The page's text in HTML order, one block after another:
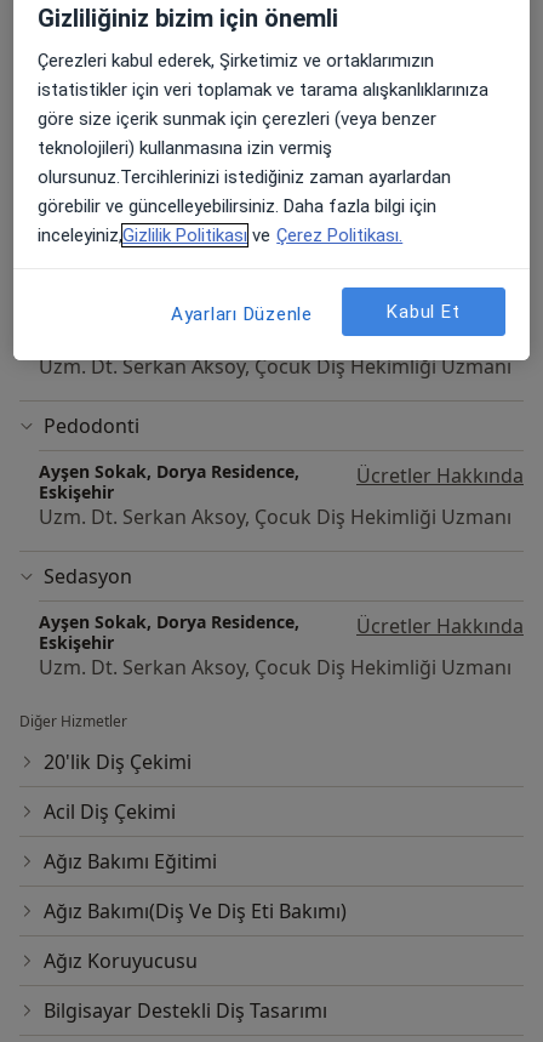
Ayşen Sokak, Dorya Residence,
Uzm. Dt. Serkan Aksoy, Çocuk Diş Hekimliği Uzmanı
Endodonti
Ayşen Sokak, Dorya Residence,
Ücretler Hakkında
Uzm. Dt. Serkan Aksoy, Çocuk Diş Hekimliği Uzmanı
Ayşen Sokak, Dorya Residence,
Ücretler Hakkında
Uzm. Dt. Serkan Aksoy, Çocuk Diş Hekimliği Uzmanı
Pedodonti
Ayşen Sokak, Dorya Residence,
Eskişehir
Ücretler Hakkında
Uzm. Dt. Serkan Aksoy, Çocuk Diş Hekimliği Uzmanı
Sedasyon
Ayşen Sokak, Dorya Residence,
Eskişehir
Ücretler Hakkında
Uzm. Dt. Serkan Aksoy, Çocuk Diş Hekimliği Uzmanı
Diğer Hizmetler
20'lik Diş Çekimi
Acil Diş Çekimi
Ağız Bakımı Eğitimi
Ağız Bakımı(Diş Ve Diş Eti Bakımı)
Ağız Koruyucusu
Bilgisayar Destekli Diş Tasarımı
Gizliliğiniz bizim için önemli
Çerezleri kabul ederek, Şirketimiz ve ortaklarımızın
istatistikler için veri toplamak ve tarama alışkanlıklarınıza
göre size içerik sunmak için çerezleri (veya benzer
teknolojileri) kullanmasına izin vermiş
olursunuz.Tercihlerinizi istediğiniz zaman ayarlardan
görebilir ve güncelleyebilirsiniz. Daha fazla bilgi için
inceleyiniz,Gizlilik Politikası ve Çerez Politikası.
Ayarları Düzenle Kabul Et